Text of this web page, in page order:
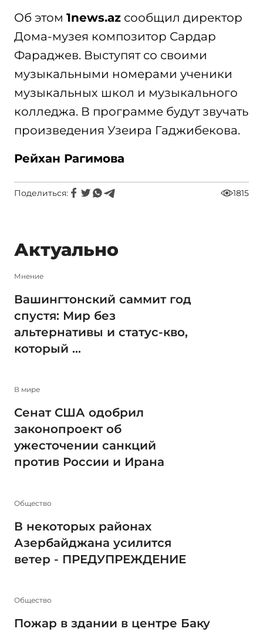
Об этом 1news.az сообщил директор
Дома-музея композитор Сардар
Фараджев. Выступят со своими
музыкальными номерами ученики
музыкальных школ и музыкального
колледжа. В программе будут звучать
произведения Узеира Гаджибекова.
Рейхан Рагимова
Поделиться: 1815
Актуально
Мнение
Вашингтонский саммит год
спустя: Мир без
альтернативы и статус-кво,
который ...
В мире
Сенат США одобрил
законопроект об
ужесточении санкций
против России и Ирана
Общество
В некоторых районах
Азербайджана усилится
ветер - ПРЕДУПРЕЖДЕНИЕ
Общество
Пожар в здании в центре Баку